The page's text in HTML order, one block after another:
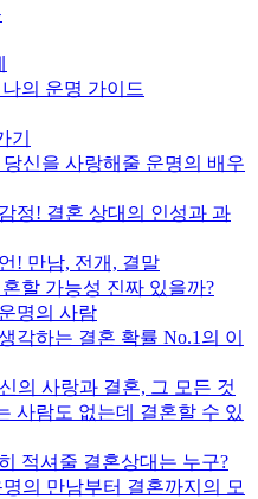
의 운명 가이드
기
신을 사랑해줄 운명의 배우
정! 결혼 상대의 인성과 과
! 만남, 전개, 결말
할 가능성 진짜 있을까?
명의 사람
각하는 결혼 확률 No.1의 이
의 사랑과 결혼, 그 모든 것
사람도 없는데 결혼할 수 있
적셔줄 결혼상대는 누구?
의 만남부터 결혼까지의 모